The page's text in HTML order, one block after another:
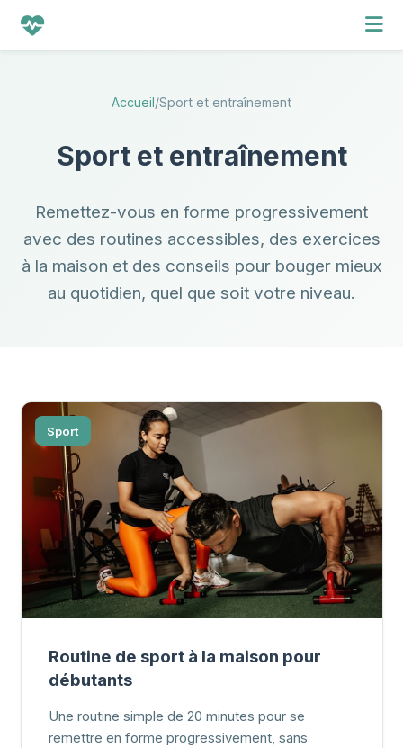
Accueil/Sport et entraînement
Sport et entraînement
Remettez-vous en forme progressivement
avec des routines accessibles, des exercices
à la maison et des conseils pour bouger mieux
au quotidien, quel que soit votre niveau.
Sport
Routine de sport à la maison pour
débutants
Une routine simple de 20 minutes pour se
remettre en forme progressivement, sans